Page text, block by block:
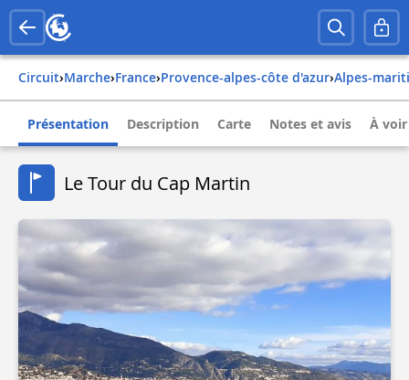
Circuit› Marche› france› provence-alpes-côte d'azur› alpes-
Présentation Description Carte Notes et avis À
Le Tour du Cap Martin